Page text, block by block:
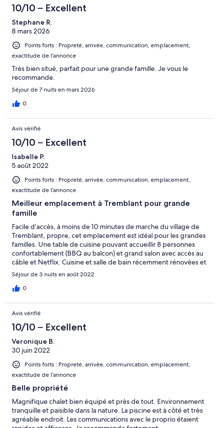
10/10 – Excellent
Stephane R.
8 mars 2026
Points forts : Propreté, arrivée, communication, emplacement,
exactitude de l’annonce
Très bien situé, parfait pour une grande famille. Je vous le
recommande.
Séjour de 7 nuits en mars 2026
0
Avis vérifié
10/10 – Excellent
Isabelle P.
5 août 2022
Points forts : Propreté, arrivée, communication, emplacement,
exactitude de l’annonce
Meilleur emplacement à Tremblant pour grande
famille
Facile d’accès, à moins de 10 minutes de marche du village de
Tremblant, propre, cet emplacement est idéal pour les grandes
familles. Une table de cuisine pouvant accueillir 8 personnes
confortablement (BBQ au balcon) et grand salon avec accès au
câble et Netflix. Cuisine et salle de bain récemment rénovées et
magnifiques! C’était notre 2eme visite. Le propriétaire a
répondu à toutes nos questions rapidement à travers la
messagerie Vrbo. Je conseille cet endroit à tous mes amis!
Séjour de 3 nuits en août 2022
0
Avis vérifié
10/10 – Excellent
Veronique B.
30 juin 2022
Points forts : Propreté, arrivée, communication, emplacement,
exactitude de l’annonce
Belle propriété
Magnifique chalet bien équipé et près de tout. Environnement
tranquille et paisible dans la nature. La piscine est à côté et très
agréable endroit. Les communications avec le proprio étaient